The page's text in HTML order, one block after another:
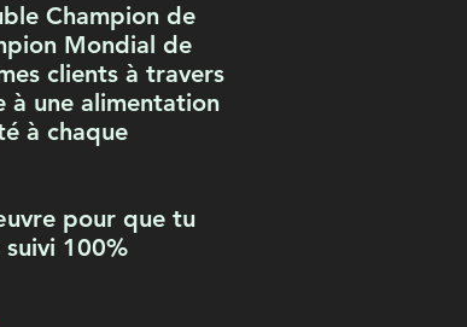
Champion de
Mondial de
clients à travers
à une alimentation
à chaque
pour que tu
100%